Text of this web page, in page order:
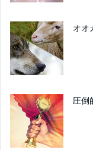
オオ
圧倒